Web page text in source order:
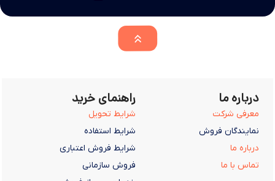
درباره ما
معرفی شرکت
نمایندگان فروش
درباره ما
تماس با ما
راهنمای خرید
شرایط تحویل
شرایط استفاده
شرایط فروش اعتباری
فروش سازمانی